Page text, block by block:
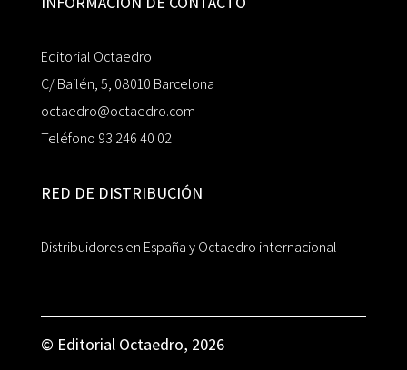
Editorial Octaedro
C/ Bailén, 5, 08010 Barcelona
octaedro@octaedro.com
Teléfono 93 246 40 02
RED DE DISTRIBUCIÓN
Distribuidores en España y Octaedro internacional
© Editorial Octaedro, 2026